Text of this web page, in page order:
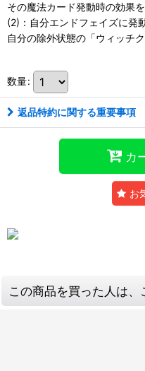
その魔法カード発動時の効果を
(2)：自分エンドフェイズに発
自分の除外状態の「ウィッチ
数量:
返品特約に関する重要事項
カ
お
この商品を買った人は